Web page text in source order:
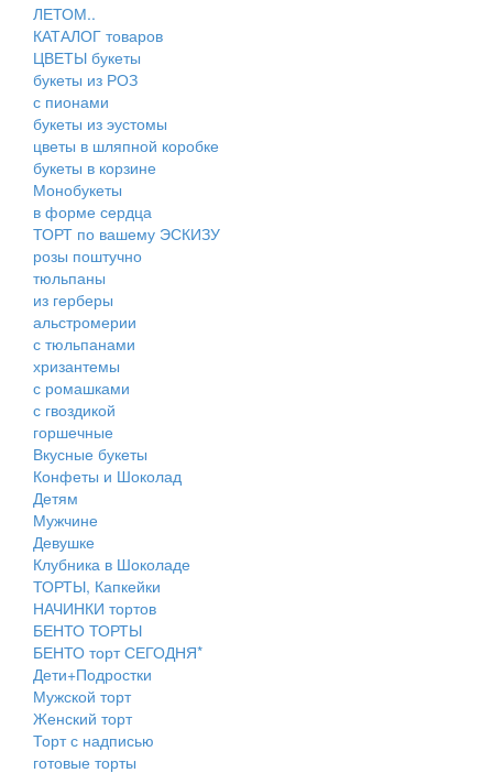
ЛЕТОМ..
КАТАЛОГ товаров
ЦВЕТЫ букеты
букеты из РОЗ
с пионами
букеты из эустомы
цветы в шляпной коробке
букеты в корзине
Монобукеты
в форме сердца
ТОРТ по вашему ЭСКИЗУ
розы поштучно
тюльпаны
из герберы
альстромерии
с тюльпанами
хризантемы
с ромашками
с гвоздикой
горшечные
Вкусные букеты
Конфеты и Шоколад
Детям
Мужчине
Девушке
Клубника в Шоколаде
ТОРТЫ, Капкейки
НАЧИНКИ тортов
БЕНТО ТОРТЫ
БЕНТО торт СЕГОДНЯ*
Дети+Подростки
Мужской торт
Женский торт
Торт с надписью
готовые торты